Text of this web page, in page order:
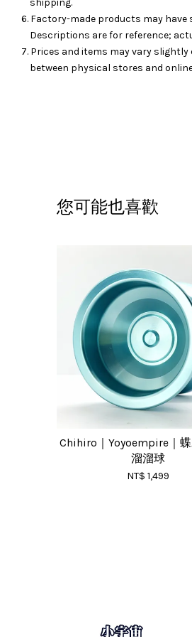
6. Factory-made products may
Descriptions are for reference;
7. Prices and items may vary
between physical stores and
您可能也喜歡
Chihiro｜Yoyoempire｜
溜溜球
NT$ 1,499